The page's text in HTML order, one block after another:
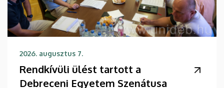
2026. augusztus 7.
Rendkívüli ülést tartott a
Debreceni Egyetem Szenátusa